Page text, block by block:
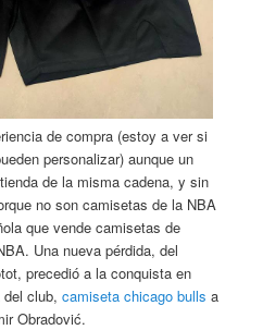
de compra (estoy a ver si
personalizar) aunque un
de la misma cadena, y sin
no son camisetas de la NBA
que vende camisetas de
Una nueva pérdida, del
precedió a la conquista en
del club,camiseta chicago bulls a
Obradović.